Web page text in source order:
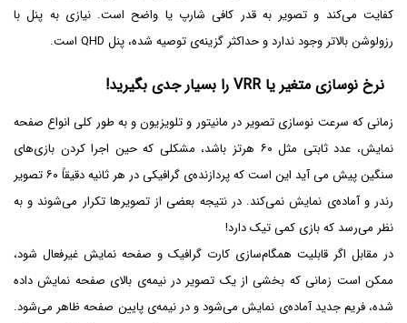
کفایت می‌کند و تصویر به قدر کافی شارپ یا واضح است. نیازی به پنل با
رزولوشن بالاتر وجود ندارد و حداکثر گزینه‌ی توصیه شده، پنل QHD است.
نرخ نوسازی متغیر یا VRR را بسیار جدی بگیرید!
زمانی که سرعت نوسازی تصویر در مانیتور و تلویزیون و به طور کلی انواع صفحه
نمایش، عدد ثابتی مثل ۶۰ هرتز باشد، مشکلی که حین اجرا کردن بازی‌های
سنگین پیش می آید این است که پردازنده‌ی گرافیکی در هر ثانیه دقیقاً ۶۰ تصویر
رندر و آماده‌ی نمایش نمی‌کند. در نتیجه بعضی از تصویرها تکرار می‌شوند و به
نظر می‌رسد که بازی کمی تیک دارد!
در مقابل اگر قابلیت همگام‌سازی کارت گرافیک و صفحه نمایش غیرفعال شود،
ممکن است زمانی که بخشی از یک تصویر در نیمه‌ی بالای صفحه نمایش داده
شده، فریم جدید آماده‌ی نمایش می‌شود و در نیمه‌ی پایین صفحه ظاهر می‌شود.